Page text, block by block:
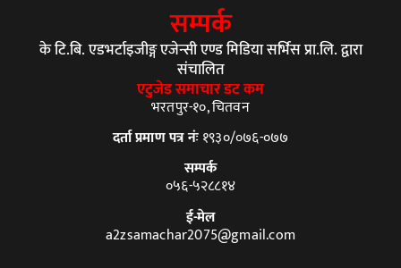
सम्पर्क
के टि.बि. एडभर्टाइजीङ्ग एजेन्सी एण्ड मिडिया सर्भिस प्रा.लि. द्वारा
संचालित
एटुजेड समाचार डट कम
भरतपुर-१०, चितवन
दर्ता प्रमाण पत्र नंः१९३०/०७६-०७७
सम्पर्क
०५६-५२८८१४
ई-मेल
a2zsamachar2075@gmail.com